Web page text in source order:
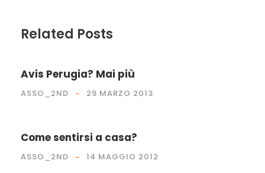
Related Posts
Avis Perugia? Mai più
ASSO_2ND 29 MARZO 2013
Come sentirsi a casa?
ASSO_2ND 14 MAGGIO 2012